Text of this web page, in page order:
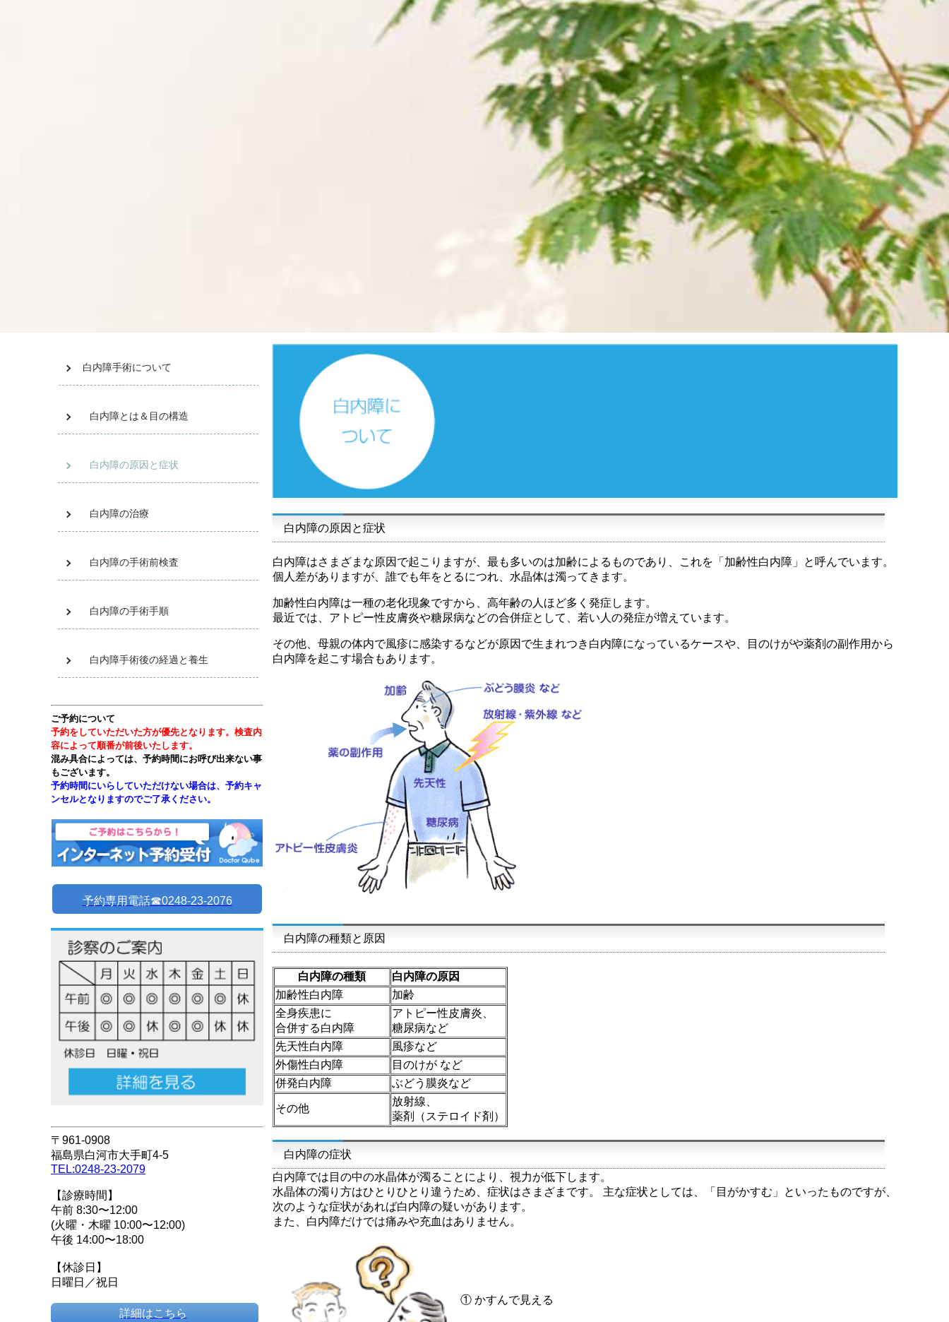
白内障手術について
白内障とは＆目の構造
白内障の原因と症状
白内障の治療
白内障の手術前検査
白内障の手術手順
白内障手術後の経過と養生
ご予約について
予約をしていただいた方が優先となります。検査内
容によって順番が前後いたします。
混み具合によっては、予約時間にお呼び出来ない事
もございます。
予約時間にいらしていただけない場合は、予約キャ
ンセルとなりますのでご了承ください。
予約専用電話☎︎0248-23-2076
〒961-0908
福島県白河市大手町4-5
TEL:0248-23-2079
【診療時間】
午前 8:30〜12:00
(火曜・木曜 10:00〜12:00)
午後 14:00〜18:00
【休診日】
日曜日／祝日
詳細はこちら
白内障の原因と症状
白内障はさまざまな原因で起こりますが、最も多いのは加齢によるものであり、これを「加齢性白内障」と呼んでいます。
個人差がありますが、誰でも年をとるにつれ、水晶体は濁ってきます。
加齢性白内障は一種の老化現象ですから、高年齢の人ほど多く発症します。
最近では、アトピー性皮膚炎や糖尿病などの合併症として、若い人の発症が増えています。
その他、母親の体内で風疹に感染するなどが原因で生まれつき白内障になっているケースや、目のけがや薬剤の副作用から
白内障を起こす場合もあります。
白内障の種類と原因
白内障の種類
白内障の原因
加齢性白内障
加齢
全身疾患に
合併する白内障
アトピー性皮膚炎、
糖尿病など
先天性白内障
風疹など
外傷性白内障
目のけが など
併発白内障
ぶどう膜炎など
その他
放射線、
薬剤（ステロイド剤）
白内障の症状
白内障では目の中の水晶体が濁ることにより、視力が低下します。
水晶体の濁り方はひとりひとり違うため、症状はさまざまです。 主な症状としては、「目がかすむ」といったものですが、
次のような症状があれば白内障の疑いがあります。
また、白内障だけでは痛みや充血はありません。
① かすんで見える